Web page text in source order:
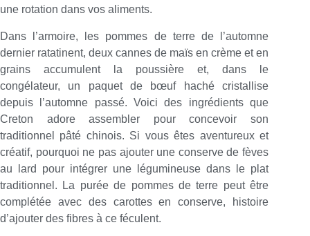
une rotation dans vos aliments.
Dans l’armoire, les pommes de terre de l’automne
dernier ratatinent, deux cannes de maïs en crème et en
grains accumulent la poussière et, dans le
congélateur, un paquet de bœuf haché cristallise
depuis l’automne passé. Voici des ingrédients que
Creton adore assembler pour concevoir son
traditionnel pâté chinois. Si vous êtes aventureux et
créatif, pourquoi ne pas ajouter une conserve de fèves
au lard pour intégrer une légumineuse dans le plat
traditionnel. La purée de pommes de terre peut être
complétée avec des carottes en conserve, histoire
d’ajouter des fibres à ce féculent.